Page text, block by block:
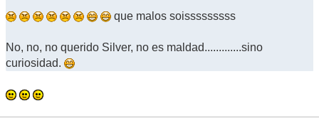
que malos soisssssssss
No, no, no querido Silver, no es maldad.............sino
curiosidad.